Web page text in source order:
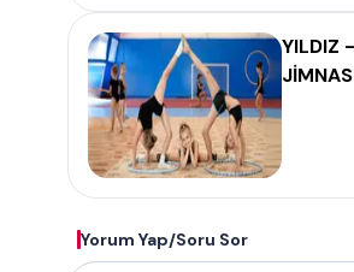
YILDIZ
Yorum Yap/Soru Sor